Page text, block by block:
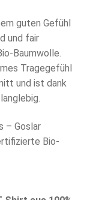
guten Gefühl
und fair
Baumwolle.
Tragegefühl
und ist dank
– Goslar
Bio-